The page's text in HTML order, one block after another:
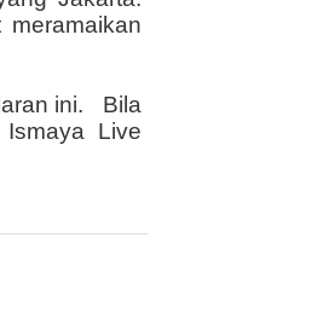
ini. Bila
Live